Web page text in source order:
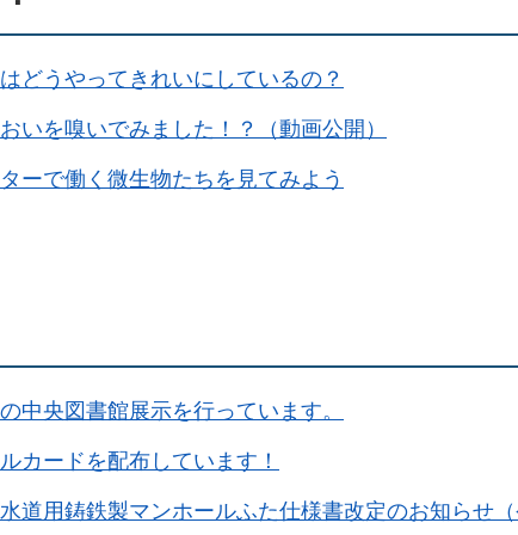
どうやってきれいにしているの？
いを嗅いでみました！？（動画公開）
ーで働く微生物たちを見てみよう
中央図書館展示を行っています。
カードを配布しています！
道用鋳鉄製マンホールふた仕様書改定のお知らせ